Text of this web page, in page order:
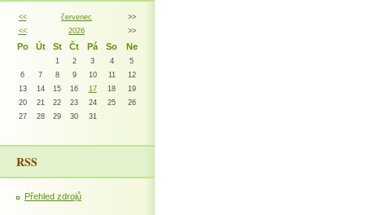
<< červenec
>>
<<
2026 >>
Po Út St Čt Pá So Ne
1 2 3 4
5
6
7 8 9 10 11
12
13
14 15 16 17 18
19
20
21 22 23 24 25
26
27
28 29 30 31
RSS
Přehled zdrojů